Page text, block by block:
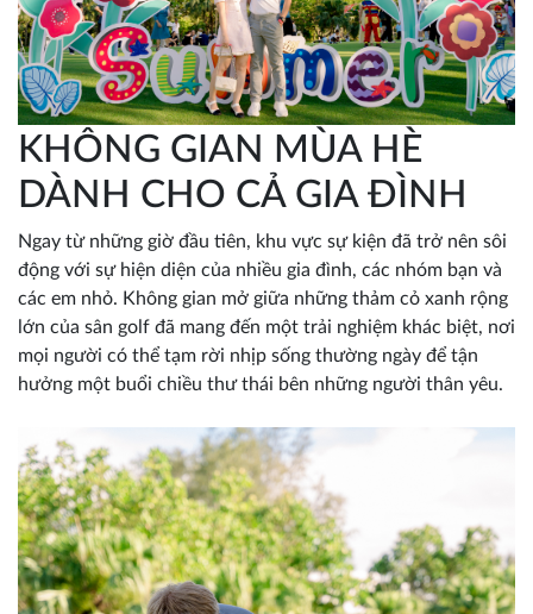
KHÔNG GIAN MÙA HÈ
DÀNH CHO CẢ GIA ĐÌNH
Ngay từ những giờ đầu tiên, khu vực sự kiện đã trở nên sôi
động với sự hiện diện của nhiều gia đình, các nhóm bạn và
các em nhỏ. Không gian mở giữa những thảm cỏ xanh rộng
lớn của sân golf đã mang đến một trải nghiệm khác biệt, nơi
mọi người có thể tạm rời nhịp sống thường ngày để tận
hưởng một buổi chiều thư thái bên những người thân yêu.